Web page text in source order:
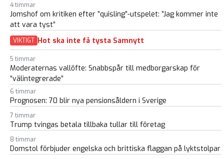
4 timmar
Jomshof om kritiken efter ”quisling”-utspelet: ”Jag kommer inte
att vara tyst”
VIKTIGT Hot ska inte få tysta Samnytt
5 timmar
Moderaternas vallöfte: Snabbspår till medborgarskap för
“välintegrerade”
6 timmar
Prognosen: 70 blir nya pensionsåldern i Sverige
7 timmar
Trump tvingas betala tillbaka tullar till företag
8 timmar
Domstol förbjuder engelska och brittiska flaggan på lyktstolpar